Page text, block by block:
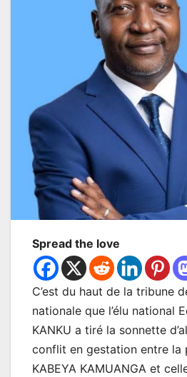
Spread the love
C’est du haut de la tribune
nationale que l’élu national
KANKU a tiré la sonnette
conflit en gestation entre la
KABEYA KAMUANGA et